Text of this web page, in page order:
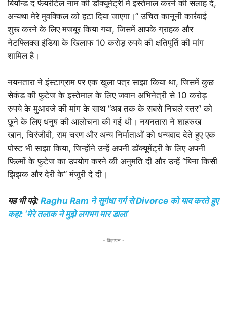
बियॉन्ड द फेयरीटेल नाम की डॉक्यूमेंट्री में इस्तेमाल करने की सलाह दें,
अन्यथा मेरे मुवक्किल को हटा दिया जाएगा।” उचित कानूनी कार्रवाई
शुरू करने के लिए मजबूर किया गया, जिसमें आपके ग्राहक और
नेटफ्लिक्स इंडिया के खिलाफ 10 करोड़ रुपये की क्षतिपूर्ति की मांग
शामिल है।
नयनतारा ने इंस्टाग्राम पर एक खुला पत्र साझा किया था, जिसमें कुछ
सेकंड की फुटेज के इस्तेमाल के लिए जवान अभिनेत्री से 10 करोड़
रुपये के मुआवजे की मांग के साथ “अब तक के सबसे निचले स्तर” को
छूने के लिए धनुष की आलोचना की गई थी। नयनतारा ने शाहरुख
खान, चिरंजीवी, राम चरण और अन्य निर्माताओं को धन्यवाद देते हुए एक
पोस्ट भी साझा किया, जिन्होंने उन्हें अपनी डॉक्यूमेंट्री के लिए अपनी
फिल्मों के फुटेज का उपयोग करने की अनुमति दी और उन्हें “बिना किसी
झिझक और देरी के” मंजूरी दे दी।
यह भी पढ़े: Raghu Ram ने सुगंधा गर्ग से Divorce को याद करते हुए
कहा: ‘मेरे तलाक ने मुझे लगभग मार डाला’
- विज्ञापन -